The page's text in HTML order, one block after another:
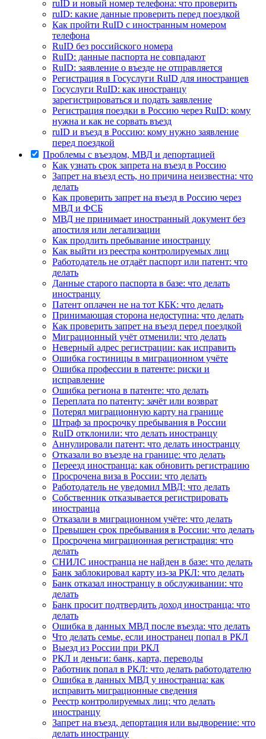
ruID и новый номер телефона: что проверить
ruID: какие данные проверить перед поездкой
Как пройти RuID с иностранным номером
телефона
RuID без российского номера
RuID: данные паспорта не совпадают
RuID: заявление о въезде не отправляется
Регистрация в Госуслуги RuID для иностранцев
Госуслуги RuID: как иностранцу
зарегистрироваться и подать заявление
Регистрация поездки в Россию через RuID: кому
нужна и как не сорвать въезд
ruID и въезд в Россию: кому нужно заявление
перед поездкой
Проблемы с въездом, МВД и депортацией
Как узнать срок запрета на въезд в Россию
Запрет на въезд есть, но причина неизвестна: что
делать
Как проверить запрет на въезд в Россию через
МВД и ФСБ
МВД не принимает иностранный документ без
апостиля или легализации
Как продлить пребывание иностранцу
Как выйти из реестра контролируемых лиц
Работодатель не отдаёт паспорт или патент: что
делать
Данные старого паспорта в базе: что делать
иностранцу
Патент оплачен не на тот КБК: что делать
Принимающая сторона недоступна: что делать
Как проверить запрет на въезд перед поездкой
Миграционный учёт отменили: что делать
Неверный адрес регистрации: как исправить
Ошибка гостиницы в миграционном учёте
Ошибка профессии в патенте: риски и
исправление
Ошибка региона в патенте: что делать
Переплата по патенту: зачёт или возврат
Потерял миграционную карту на границе
Штраф за просрочку пребывания в России
RuID отклонили: что делать иностранцу
Аннулировали патент: что делать иностранцу
Отказали во въезде на границе: что делать
Переезд иностранца: как обновить регистрацию
Просрочена виза в России: что делать
Работодатель не уведомил МВД: что делать
Собственник отказывается регистрировать
иностранца
Отказали в миграционном учёте: что делать
Превышен срок пребывания в России: что делать
Просрочена миграционная регистрация: что
делать
СНИЛС иностранца не найден в базе: что делать
Банк заблокировал карту из-за РКЛ: что делать
Банк отказал иностранцу в обслуживании: что
делать
Банк просит подтвердить доход иностранца: что
делать
Ошибка в данных МВД после въезда: что делать
Что делать семье, если иностранец попал в РКЛ
Выезд из России при РКЛ
РКЛ и деньги: банк, карта, переводы
Работник попал в РКЛ: что делать работодателю
Ошибка в данных МВД у иностранца: как
исправить миграционные сведения
Реестр контролируемых лиц: что делать
иностранцу
Запрет на въезд, депортация или выдворение: что
делать иностранцу